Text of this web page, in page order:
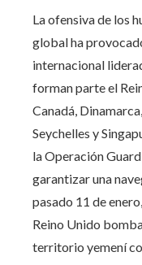
La ofensiva de los
global ha
internacional
forman parte el
Canadá,
Seychelles y
la Operación
garantizar una
pasado 11 de
Reino Unido
territorio yemení